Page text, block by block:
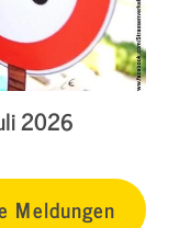
2026
Meldungen